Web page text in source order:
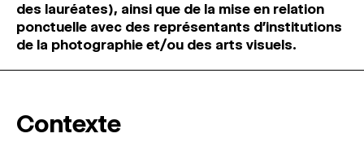
des lauréates), ainsi que de la mise en relation
ponctuelle avec des représentants d’institutions
de la photographie et/ou des arts visuels.
Contexte